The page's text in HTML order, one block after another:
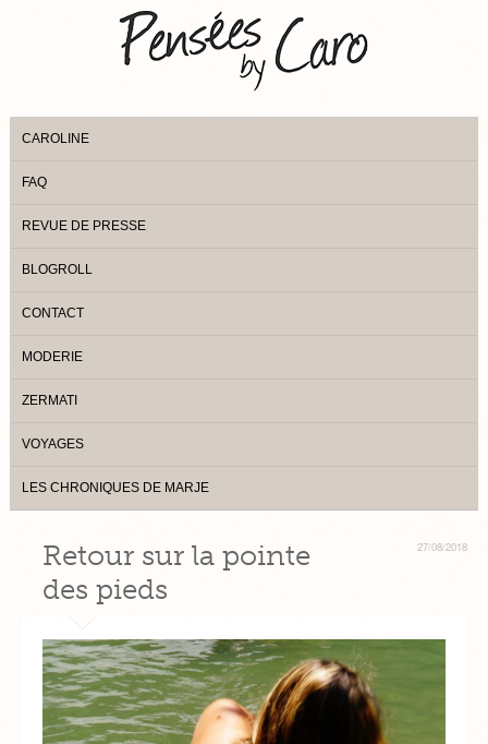
CAROLINE
FAQ
REVUE DE PRESSE
BLOGROLL
CONTACT
MODERIE
ZERMATI
VOYAGES
LES CHRONIQUES DE MARJE
27/08/2018
Retour sur la pointe
des pieds